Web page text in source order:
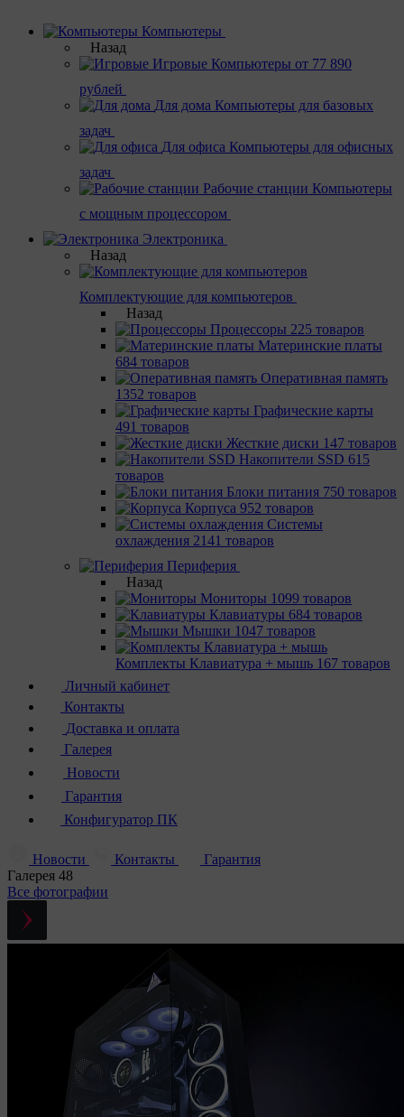
Компьютеры
Назад
Игровые Компьютеры от 77 890
рублей
Для дома Компьютеры для базовых
задач
Для офиса Компьютеры для офисных
задач
Рабочие станции Компьютеры
с мощным процессором
Электроника
Назад
Комплектующие для компьютеров
Назад
Процессоры 225 товаров
Материнcкие платы
684 товаров
Оперативная память
1352 товаров
Графические карты
491 товаров
Жесткие диски 147 товаров
Накопители SSD 615
товаров
Блоки питания 750 товаров
Корпуса 952 товаров
Системы
охлаждения 2141 товаров
Периферия
Назад
Мониторы 1099 товаров
Клавиатуры 684 товаров
Мышки 1047 товаров
Комплекты Клавиатура + мышь 167 товаров
Личный кабинет
Контакты
Доставка и оплата
Галерея
Новости
Гарантия
Конфигуратор ПК
Новости Контакты
Гарантия
Галерея 48
Все фотографии